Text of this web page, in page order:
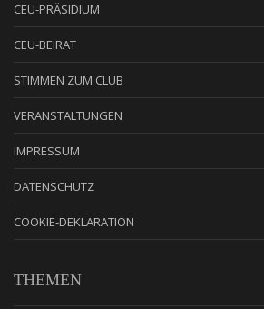
CEU-PRÄSIDIUM
CEU-BEIRAT
STIMMEN ZUM CLUB
VERANSTALTUNGEN
IMPRESSUM
DATENSCHUTZ
COOKIE-DEKLARATION
THEMEN